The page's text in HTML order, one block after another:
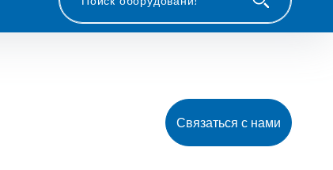
Связаться с нами